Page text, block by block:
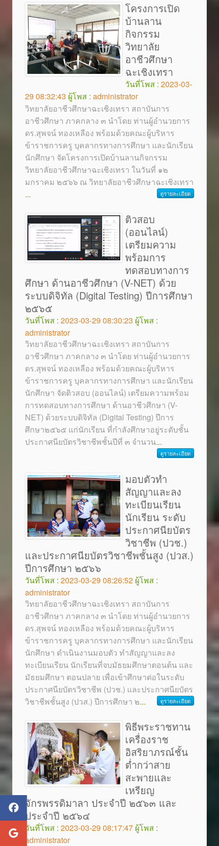
โครงการเปิด
บ้านลาน
กิจกรรม
วิทยาลัย
อาชีวศึกษา
ฉะเชิงเทรา
วันที่โพส : 2023-03-
29 08:32:43 ผู้โพส : administrator
วิทยาลัยอาชีวศึกษาฉะเชิงเทรา สถาบันการ
อาชีวศึกษา ภาคกลาง ๓ นำโดย ท่านผู้อำนวยการ
ดร.สุพจน์ ทองเหลือง พร้อมด้วยคณะผู้บริหาร
ข้าราชการครู บุคลากรทางการศึกษา และนักเรียน
นักศึกษา จัดโครงการเปิดบ้านลานกิจกรรม
วิทยาลัยอาชีวศึกษาฉะเชิงเทรา ในวันที่ ๑๒
มกราคม ๒๕๖๖ ณ วิทยาลัยอาชีวศึกษาฉะเชิงเทรา
...
ดูรายละเอียด
ติวสอบ
(ออนไลน์)
เตรียมความ
พร้อมการ
ทดสอบทางการ
ศึกษา ด้านอาชีวศึกษา (V-NET) ด้วย
ระบบดิจิทัล (Digital Testing) ปีการศึกษา
๒๕๖๕
วันที่โพส : 2023-03-29 08:30:23 ผู้โพส :
administrator
วิทยาลัยอาชีวศึกษาฉะเชิงเทรา สถาบันการ
อาชีวศึกษา ภาคกลาง ๓ นำโดย ท่านผู้อำนวยการ
ดร.สุพจน์ ทองเหลือง พร้อมด้วยคณะผู้บริหาร
ข้าราชการครู บุคลากรทางการศึกษา และนักเรียน
นักศึกษา จัดติวสอบ (ออนไลน์) เตรียมความพร้อม
การทดสอบทางการศึกษา ด้านอาชีวศึกษา (V-
NET) ด้วยระบบดิจิทัล (Digital Testing) ปีการ
ศึกษา๒๕๖๕ แก่นักเรียน ที่กำลังศึกษาอยู่ระดับชั้น
ประกาศนียบัตรวิชาชีพชั้นปีที่ ๓ จำนวน...
ดูรายละเอียด
มอบตัวทำ
สัญญาและลง
ทะเบียนเรียน
นักเรียน ระดับ
ประกาศนียบัตร
วิชาชีพ (ปวช.)
และประกาศนียบัตรวิชาชีพชั้นสูง (ปวส.)
ปีการศึกษา ๒๕๖๖
วันที่โพส : 2023-03-29 08:26:52 ผู้โพส :
administrator
วิทยาลัยอาชีวศึกษาฉะเชิงเทรา สถาบันการ
อาชีวศึกษา ภาคกลาง ๓ นำโดย ท่านผู้อำนวยการ
ดร.สุพจน์ ทองเหลือง พร้อมด้วยคณะผู้บริหาร
ข้าราชการครู บุคลากรทางการศึกษา และนักเรียน
นักศึกษา ดำเนินงานมอบตัว ทำสัญญาและลง
ทะเบียนเรียน นักเรียนที่จบมัธยมศึกษาตอนต้น และ
มัธยมศึกษา ตอนปลาย เพื่อเข้าศึกษาต่อในระดับ
ประกาศนียบัตรวิชาชีพ (ปวช.) และประกาศนียบัตร
วิชาชีพชั้นสูง (ปวส.) ปีการศึกษา ๒... ดูรายละเอียด
พิธีพระราชทาน
เครื่องราช
อิสริยาภรณ์ชั้น
ต่ำกว่าสาย
สะพายและ
เหรียญ
จักรพรรดิมาลา ประจำปี ๒๕๖๓ และ
ประจำปี ๒๕๖๔
วันที่โพส : 2023-03-29 08:17:47 ผู้โพส :
administrator